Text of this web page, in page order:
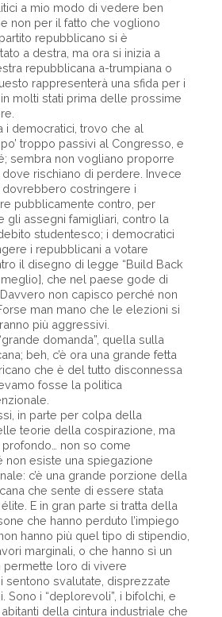
a mio modo di vedere ben
non per il fatto che vogliono
repubblicano si è
a destra, ma ora si inizia a
repubblicana a-trumpiana o
rappresenterà una sfida per i
molti stati prima delle prossime
i democratici, trovo che al
troppo passivi al Congresso, e
sembra non vogliano proporre
rischiano di perdere. Invece
costringere i
pubblicamente contro, per
gli assegni famigliari, contro la
studentesco; i democratici
i repubblicani a votare
il disegno di legge “Build Back
meglio], che nel paese gode di
non capisco perché non
man mano che le elezioni si
più aggressivi.
domanda”, quella sulla
beh, c’è ora una grande fetta
che è del tutto disconnessa
fosse la politica
in parte per colpa della
teorie della cospirazione, ma
non so come
non esiste una spiegazione
c’è una grande porzione della
che sente di essere stata
E in gran parte si tratta della
che hanno perduto l’impiego
hanno più quel tipo di stipendio,
marginali, o che hanno sì un
permette loro di vivere
sentono svalutate, disprezzate
Sono i “deplorevoli”, i bifolchi, e
della cintura industriale che